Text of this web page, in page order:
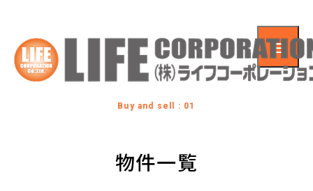
Buy and sell : 01
物件一覧